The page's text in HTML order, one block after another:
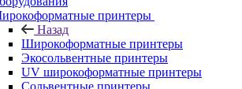
принтеры
Назад
Широкоформатные принтеры
Экосольвентные принтеры
UV широкоформатные принтеры